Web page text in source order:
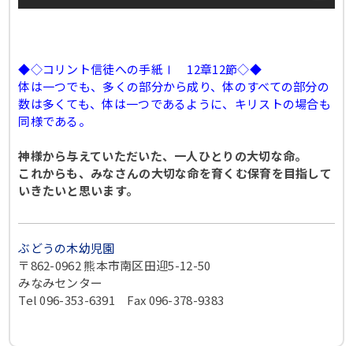
◆◇コリント信徒への手紙Ⅰ 12章12節◇◆
体は一つでも、多くの部分から成り、体のすべての部分の
数は多くても、体は一つであるように、キリストの場合も
同様である。
神様から与えていただいた、一人ひとりの大切な命。
これからも、みなさんの大切な命を育くむ保育を目指して
いきたいと思います。
ぶどうの木幼児園
〒862-0962 熊本市南区田迎5-12-50
みなみセンター
Tel 096-353-6391 Fax 096-378-9383